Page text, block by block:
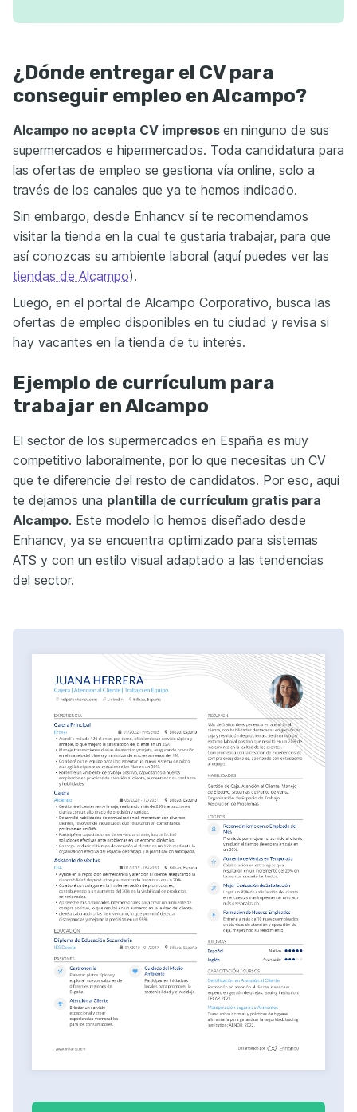
¿Dónde entregar el CV para
conseguir empleo en Alcampo?
Alcampo no acepta CV impresos en ninguno de sus
supermercados e hipermercados. Toda candidatura para
las ofertas de empleo se gestiona vía online, solo a
través de los canales que ya te hemos indicado.
Sin embargo, desde Enhancv sí te recomendamos
visitar la tienda en la cual te gustaría trabajar, para que
así conozcas su ambiente laboral (aquí puedes ver las
tiendas de Alcampo).
Luego, en el portal de Alcampo Corporativo, busca las
ofertas de empleo disponibles en tu ciudad y revisa si
hay vacantes en la tienda de tu interés.
Ejemplo de currículum para
trabajar en Alcampo
El sector de los supermercados en España es muy
competitivo laboralmente, por lo que necesitas un CV
que te diferencie del resto de candidatos. Por eso, aquí
te dejamos una plantilla de currículum gratis para
Alcampo. Este modelo lo hemos diseñado desde
Enhancv, ya se encuentra optimizado para sistemas
ATS y con un estilo visual adaptado a las tendencias
del sector.